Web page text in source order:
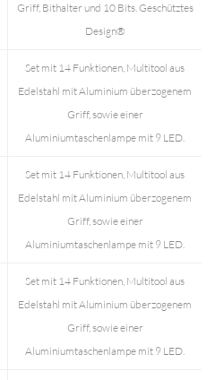
Griff, Bithalter und 10 Bits. Geschütztes
Design®
Set mit 14 Funktionen, Multitool aus
Edelstahl mit Aluminium überzogenem
Griff, sowie einer
Aluminiumtaschenlampe mit 9 LED.
Set mit 14 Funktionen, Multitool aus
Edelstahl mit Aluminium überzogenem
Griff, sowie einer
Aluminiumtaschenlampe mit 9 LED.
Set mit 14 Funktionen, Multitool aus
Edelstahl mit Aluminium überzogenem
Griff, sowie einer
Aluminiumtaschenlampe mit 9 LED.